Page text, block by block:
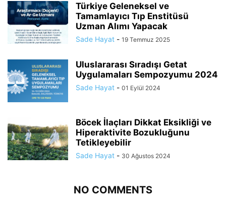
Türkiye Geleneksel ve
Tamamlayıcı Tıp Enstitüsü
Uzman Alımı Yapacak
Sade Hayat - 19 Temmuz 2025
Uluslararası Sıradışı Getat
Uygulamaları Sempozyumu 2024
Sade Hayat - 01 Eylül 2024
Böcek İlaçları Dikkat Eksikliği ve
Hiperaktivite Bozukluğunu
Tetikleyebilir
Sade Hayat - 30 Ağustos 2024
NO COMMENTS